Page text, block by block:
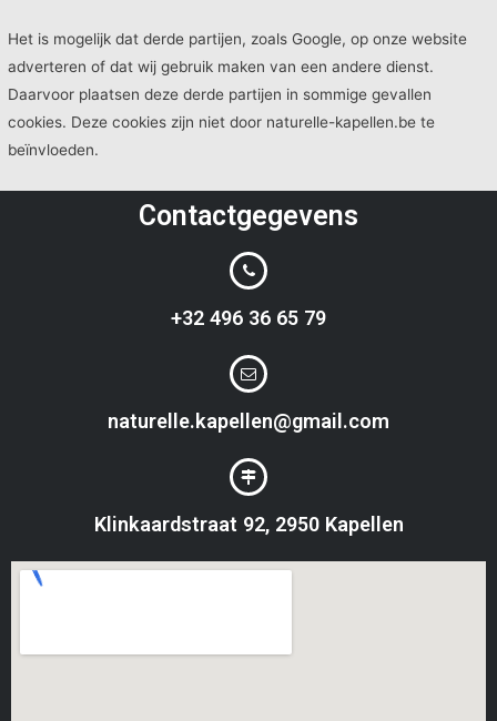
Het is mogelijk dat derde partijen, zoals Google, op onze website
adverteren of dat wij gebruik maken van een andere dienst.
Daarvoor plaatsen deze derde partijen in sommige gevallen
cookies. Deze cookies zijn niet door naturelle-kapellen.be te
beïnvloeden.
Contactgegevens
+32 496 36 65 79
naturelle.kapellen@gmail.com
Klinkaardstraat 92, 2950 Kapellen